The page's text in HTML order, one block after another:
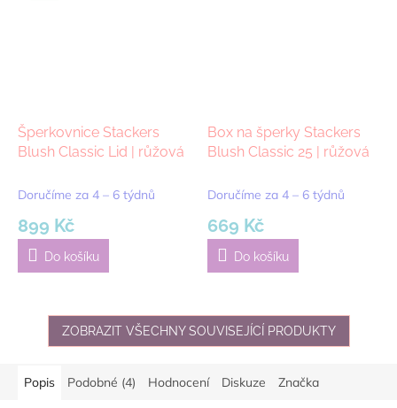
Šperkovnice Stackers
Blush Classic Lid | růžová
Doručíme za 4 – 6 týdnů
899 Kč
Do košíku
Box na šperky Stackers
Blush Classic 25 | růžová
Doručíme za 4 – 6 týdnů
669 Kč
Do košíku
ZOBRAZIT VŠECHNY SOUVISEJÍCÍ PRODUKTY
Popis Podobné (4) Hodnocení Diskuze Značka